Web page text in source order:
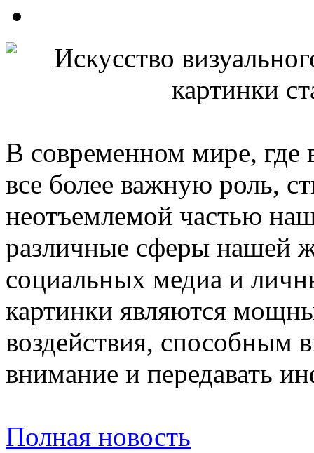
В современном мире, где
все более важную роль,
неотъемлемой частью
различные сферы нашей
социальных медиа и
картинки являются
воздействия, способным
внимание и передавать
Полная новость